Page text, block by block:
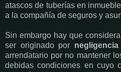
atascos de tuberías en
a la compañía de seguros y
Sin embargo hay que
ser originado por negligencia
arrendatario por no mantener
debidas condiciones en cuyo